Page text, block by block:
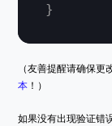
}
（友善提醒请确保
本 ！）
如果没有出现验证错